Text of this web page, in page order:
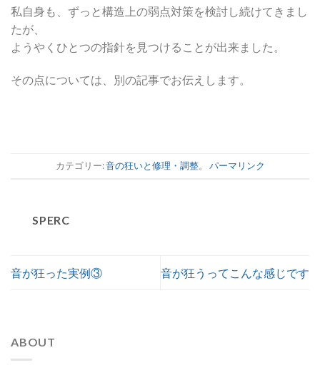
私自身も、ずっと構造上の弱点対策を検討し続けてきまし
たが、
ようやくひとつの指針を見つけることが出来ました。
その点については、別の記事でお伝えします。
カテゴリー:音の狂いと修理・調整。 パーマリンク
SPERC
音が狂った実例③ 音が狂うってこんな感じです
ABOUT